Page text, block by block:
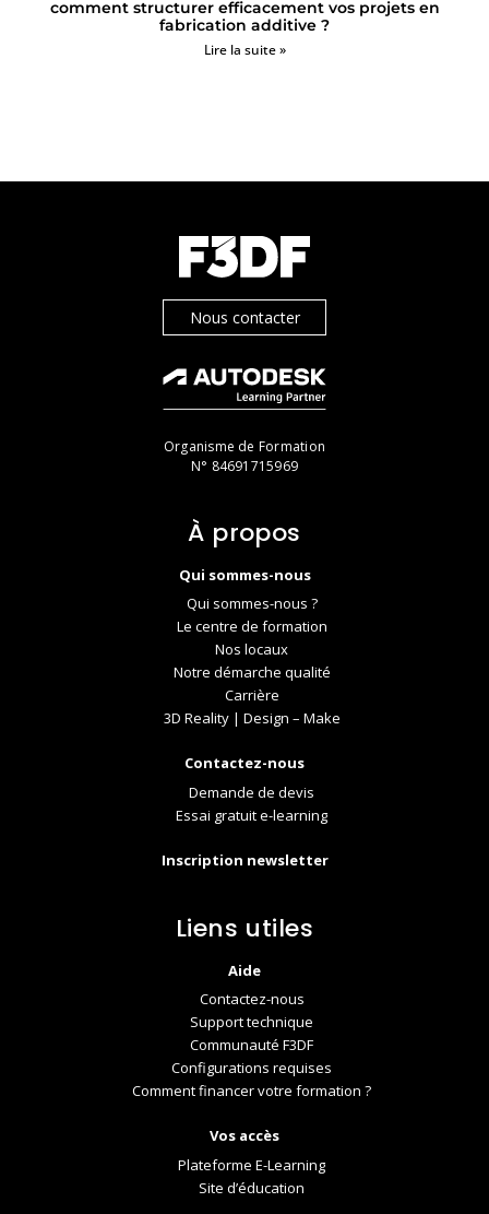
comment structurer efficacement vos projets en
fabrication additive ?
Lire la suite »
Nous contacter
Organisme de Formation
N° 84691715969
À propos
Qui sommes-nous
Qui sommes-nous ?
Le centre de formation
Nos locaux
Notre démarche qualité
Carrière
3D Reality | Design – Make
Contactez-nous
Demande de devis
Essai gratuit e-learning
Inscription newsletter
Liens utiles
Aide
Contactez-nous
Support technique
Communauté F3DF
Configurations requises
Comment financer votre formation ?
Vos accès
Plateforme E-Learning
Site d’éducation